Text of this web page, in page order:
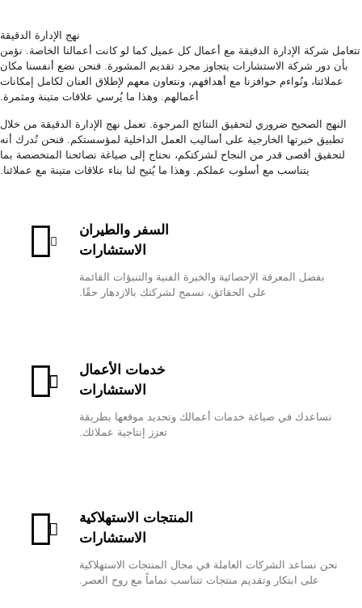
نهج الإدارة الدقيقة
تتعامل شركة الإدارة الدقيقة مع أعمال كل عميل كما لو كانت أعمالنا الخاصة. نؤمن
بأن دور شركة الاستشارات يتجاوز مجرد تقديم المشورة. فنحن نضع أنفسنا مكان
عملائنا، ونُواءم حوافزنا مع أهدافهم، ونتعاون معهم لإطلاق العنان لكامل إمكانات
أعمالهم. وهذا ما يُرسي علاقات متينة ومثمرة.
النهج الصحيح ضروري لتحقيق النتائج المرجوة. تعمل نهج الإدارة الدقيقة من خلال
تطبيق خبرتها الخارجية على أساليب العمل الداخلية لمؤسستكم. فنحن نُدرك أنه
لتحقيق أقصى قدر من النجاح لشركتكم، نحتاج إلى صياغة نصائحنا المتخصصة بما
يتناسب مع أسلوب عملكم. وهذا ما يُتيح لنا بناء علاقات متينة مع عملائنا.
السفر والطيران
الاستشارات
بفضل المعرفة الإحصائية والخبرة الفنية والتنبؤات القائمة
على الحقائق، نسمح لشركتك بالازدهار حقًا.
خدمات الأعمال
الاستشارات
نساعدك في صياغة خدمات أعمالك وتحديد موقعها بطريقة
تعزز إنتاجية عملائك.
المنتجات الاستهلاكية
الاستشارات
نحن نساعد الشركات العاملة في مجال المنتجات الاستهلاكية
على ابتكار وتقديم منتجات تتناسب تماماً مع روح العصر.